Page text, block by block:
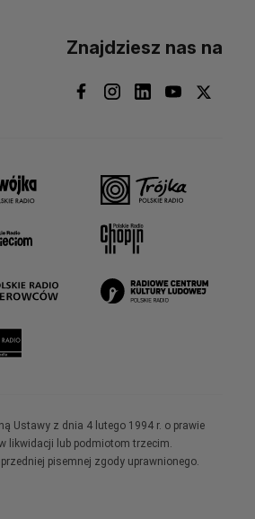
Znajdziesz nas na
Ustawy z dnia 4 lutego 1994 r. o prawie
likwidacji lub podmiotom trzecim.
pisemnej zgody uprawnionego.